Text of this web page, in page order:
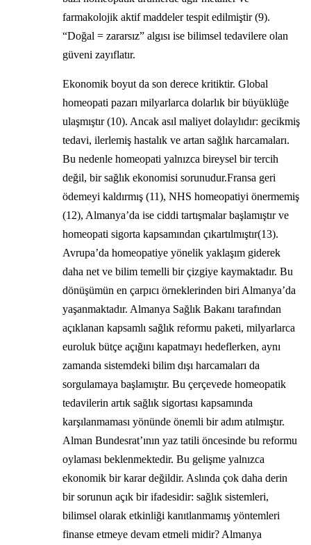
farmakolojik aktif maddeler tespit edilmiştir (9).
“Doğal = zararsız” algısı ise bilimsel tedavilere olan
güveni zayıflatır.
Ekonomik boyut da son derece kritiktir. Global
homeopati pazarı milyarlarca dolarlık bir büyüklüğe
ulaşmıştır (10). Ancak asıl maliyet dolaylıdır: gecikmiş
tedavi, ilerlemiş hastalık ve artan sağlık harcamaları.
Bu nedenle homeopati yalnızca bireysel bir tercih
değil, bir sağlık ekonomisi sorunudur.Fransa geri
ödemeyi kaldırmış (11), NHS homeopatiyi önermemiş
(12), Almanya’da ise ciddi tartışmalar başlamıştır ve
homeopati sigorta kapsamından çıkartılmıştır(13).
Avrupa’da homeopatiye yönelik yaklaşım giderek
daha net ve bilim temelli bir çizgiye kaymaktadır. Bu
dönüşümün en çarpıcı örneklerinden biri Almanya’da
yaşanmaktadır. Almanya Sağlık Bakanı tarafından
açıklanan kapsamlı sağlık reformu paketi, milyarlarca
euroluk bütçe açığını kapatmayı hedeflerken, aynı
zamanda sistemdeki bilim dışı harcamaları da
sorgulamaya başlamıştır. Bu çerçevede homeopatik
tedavilerin artık sağlık sigortası kapsamında
karşılanmaması yönünde önemli bir adım atılmıştır.
Alman Bundesrat’ının yaz tatili öncesinde bu reformu
oylaması beklenmektedir. Bu gelişme yalnızca
ekonomik bir karar değildir. Aslında çok daha derin
bir sorunun açık bir ifadesidir: sağlık sistemleri,
bilimsel olarak etkinliği kanıtlanmamış yöntemleri
finanse etmeye devam etmeli midir? Almanya